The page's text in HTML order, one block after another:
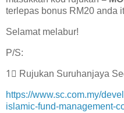
terlepas bonus RM20 anda
Selamat melabur!
P/S:
1⃣ Rujukan Suruhanjaya
https://www.sc.com.my/
islamic-fund-management-